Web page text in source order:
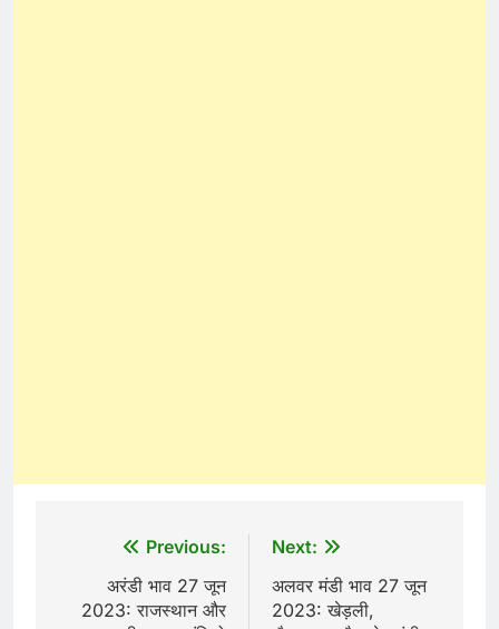
navigation
Previous:
अरंडी भाव 27 जून
2023: राजस्थान और
Next:
अलवर मंडी भाव 27 जून
2023: खेड़ली,